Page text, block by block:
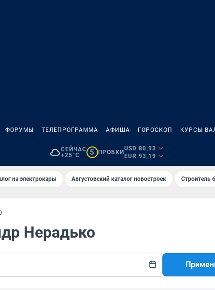
ФОРУМЫ ТЕЛЕПРОГРАММА АФИША ГОРОСКОП КУРСЫ
СЕЙЧАС
+25°C
5 ПРОБКИ
USD 80,93
EUR 93,19
на электрокары Августовский каталог новостроек Строитель
Нерадько